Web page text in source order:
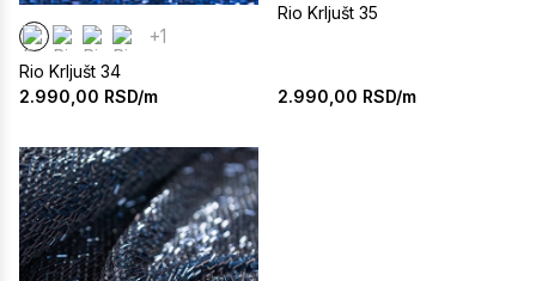
+1
Rio Krljušt 34
2.990,00 RSD/m
Rio Krljušt 35
2.990,00 RSD/m